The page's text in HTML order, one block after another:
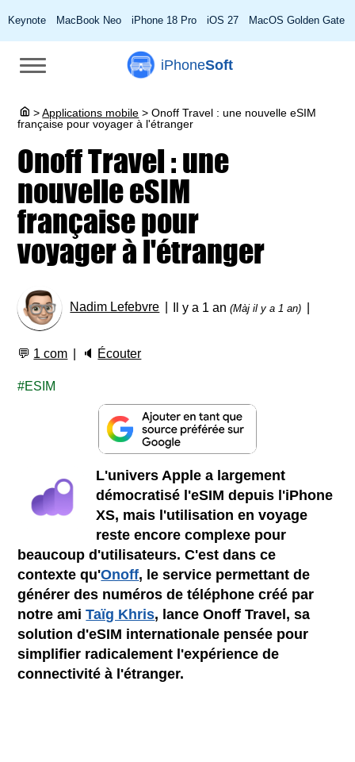
Keynote MacBook Neo iPhone 18 Pro iOS 27 MacOS Golden Gate
iPhoneSoft
> Applications mobile > Onoff Travel : une nouvelle eSIM
française pour voyager à l'étranger
Onoff Travel : une
nouvelle eSIM
française pour
voyager à l'étranger
Nadim Lefebvre Il y a 1 an(Màj il y a 1 an)
💬 1 com 🔈 Écouter
ESIM
L'univers Apple a largement
démocratisé l'eSIM depuis l'iPhone
XS, mais l'utilisation en voyage
reste encore complexe pour
beaucoup d'utilisateurs. C'est dans ce
contexte qu'Onoff, le service permettant de
générer des numéros de téléphone créé par
notre amiTaïg Khris, lance Onoff Travel, sa
solution d'eSIM internationale pensée pour
simplifier radicalement l'expérience de
connectivité à l'étranger.